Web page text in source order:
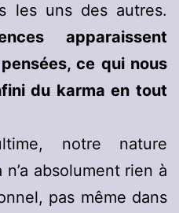
les uns des autres.
apparaissent
ce qui nous
du karma en tout
notre nature
absolument rien à
pas même dans